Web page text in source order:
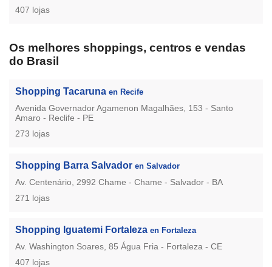
407 lojas
Os melhores shoppings, centros e vendas
do Brasil
Shopping Tacaruna en Recife
Avenida Governador Agamenon Magalhães, 153 - Santo
Amaro - Reclife - PE
273 lojas
Shopping Barra Salvador en Salvador
Av. Centenário, 2992 Chame - Chame - Salvador - BA
271 lojas
Shopping Iguatemi Fortaleza en Fortaleza
Av. Washington Soares, 85 Água Fria - Fortaleza - CE
407 lojas